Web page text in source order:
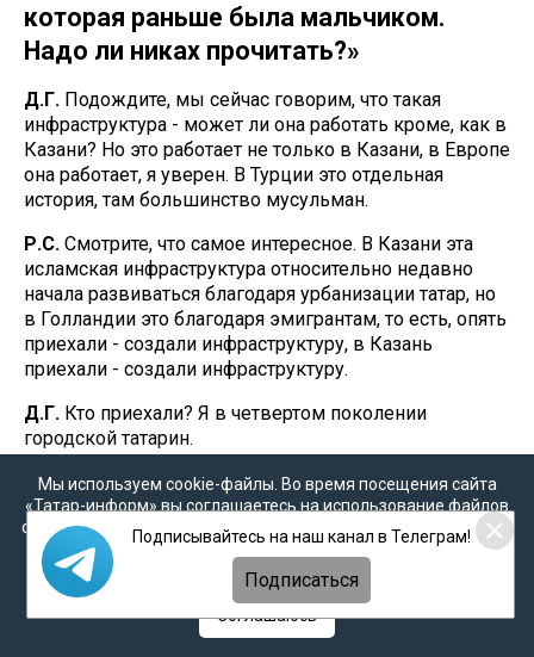
которая раньше была мальчиком.
Надо ли никах прочитать?»
Д.Г. Подождите, мы сейчас говорим, что такая
инфраструктура - может ли она работать кроме, как в
Казани? Но это работает не только в Казани, в Европе
она работает, я уверен. В Турции это отдельная
история, там большинство мусульман.
Р.С. Смотрите, что самое интересное. В Казани эта
исламская инфраструктура относительно недавно
начала развиваться благодаря урбанизации татар, но
в Голландии это благодаря эмигрантам, то есть, опять
приехали - создали инфраструктуру, в Казань
приехали - создали инфраструктуру.
Д.Г. Кто приехали? Я в четвертом поколении
городской татарин.
И.Ш.Я вот в первом поколении казанский.
Д.Г.Все приехали тогда, это бессмысленный
разговор - про приехали и не приехали, потому что
все приехали.
И.Ш.Почему? Это как раз и показатель на самом
деле в определенном случае, я, правда, не уверен,
Мы используем cookie-файлы. Во время посещения сайта
«Татар-информ» вы соглашаетесь на использование файлов
cookie в соответствии с настоящим уведомлением, согласием
наобработку персональных данных,Политикой о
персональных данных
Политикой конфиденциальности
Соглашаюсь
Подписывайтесь на наш канал в Телеграм!
Подписаться